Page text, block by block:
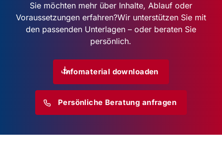
Sie möchten mehr über Inhalte, Ablauf oder
Voraussetzungen erfahren?Wir unterstützen Sie mit
den passenden Unterlagen – oder beraten Sie
persönlich.
Infomaterial downloaden
Persönliche Beratung anfragen